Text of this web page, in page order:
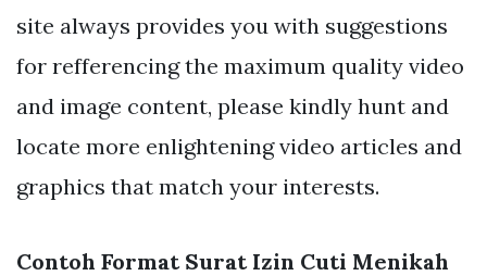
site always provides you with suggestions
for refferencing the maximum quality video
and image content, please kindly hunt and
locate more enlightening video articles and
graphics that match your interests.
Contoh Format Surat Izin Cuti Menikah